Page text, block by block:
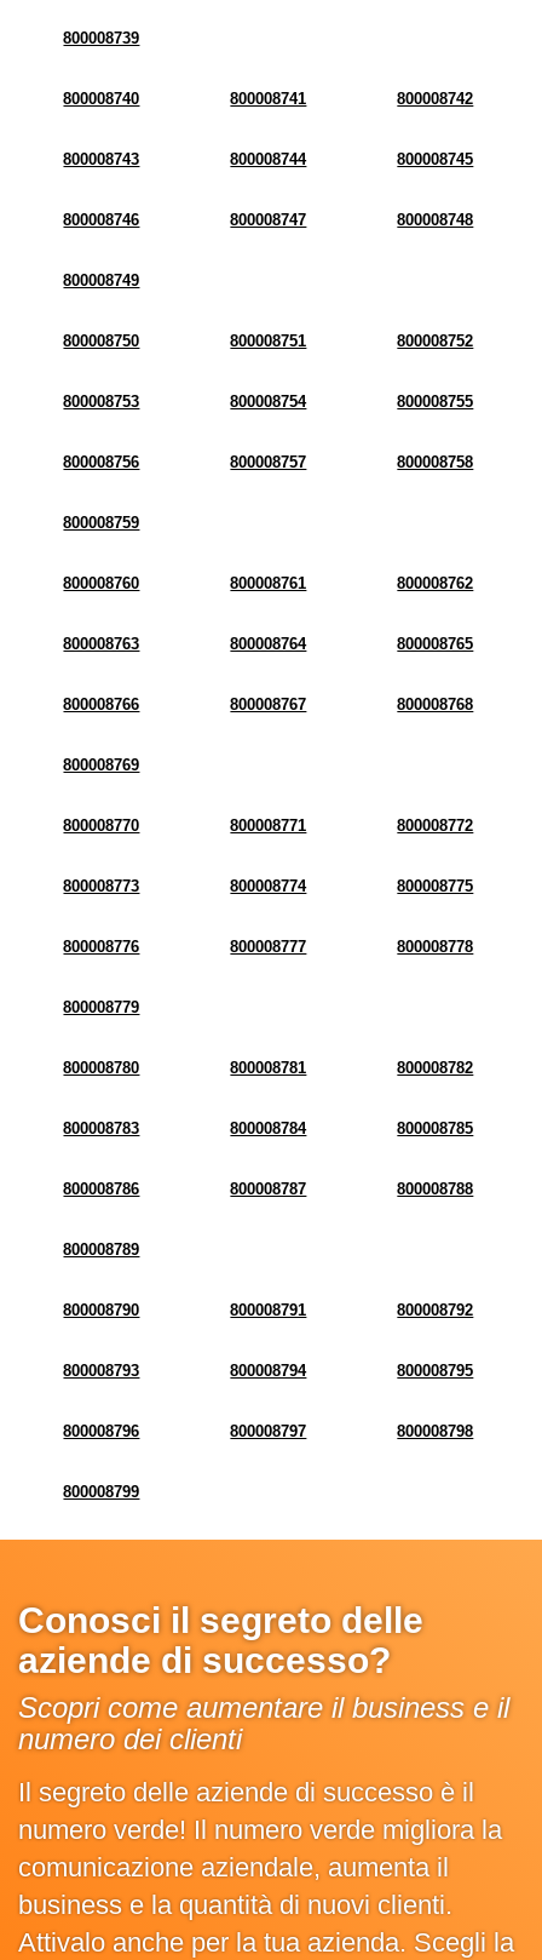
800008739
800008740 800008741 800008742
800008743 800008744 800008745
800008746 800008747 800008748
800008749
800008750 800008751 800008752
800008753 800008754 800008755
800008756 800008757 800008758
800008759
800008760 800008761 800008762
800008763 800008764 800008765
800008766 800008767 800008768
800008769
800008770 800008771 800008772
800008773 800008774 800008775
800008776 800008777 800008778
800008779
800008780 800008781 800008782
800008783 800008784 800008785
800008786 800008787 800008788
800008789
800008790 800008791 800008792
800008793 800008794 800008795
800008796 800008797 800008798
800008799
Conosci il segreto delle
aziende di successo?
Scopri come aumentare il business e il
numero dei clienti
Il segreto delle aziende di successo è il
numero verde! Il numero verde migliora la
comunicazione aziendale, aumenta il
business e la quantità di nuovi clienti.
Attivalo anche per la tua azienda. Scegli la